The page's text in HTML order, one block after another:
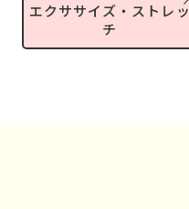
エクササイズ・ストレッ
チ